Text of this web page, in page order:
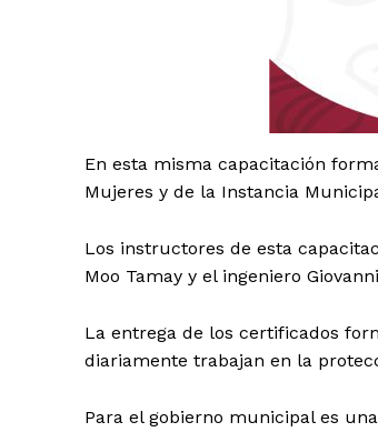
En esta misma capacitación
Mujeres y de la Instancia
Los instructores de esta
Moo Tamay y el ingeniero
La entrega de los certificados
diariamente trabajan en la
Para el gobierno municipal es